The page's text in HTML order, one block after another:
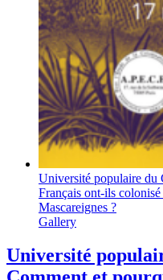
Université populaire du
Français ont-ils
Mascareignes ?
Gallery
Université